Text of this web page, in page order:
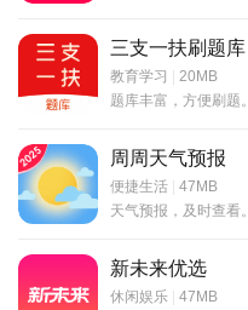
三支一扶刷题库
教育学习 | 20MB
题库丰富，方便刷题。
周周天气预报
便捷生活 | 47MB
天气预报，及时查看。
新未来优选
休闲娱乐 | 47MB